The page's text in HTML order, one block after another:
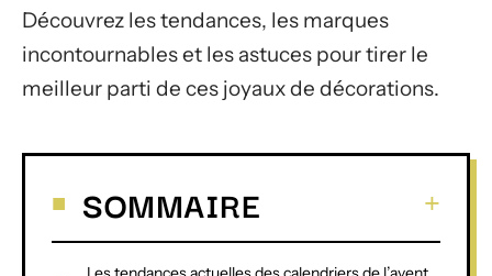
Découvrez les tendances, les marques
incontournables et les astuces pour tirer le
meilleur parti de ces joyaux de décorations.
SOMMAIRE